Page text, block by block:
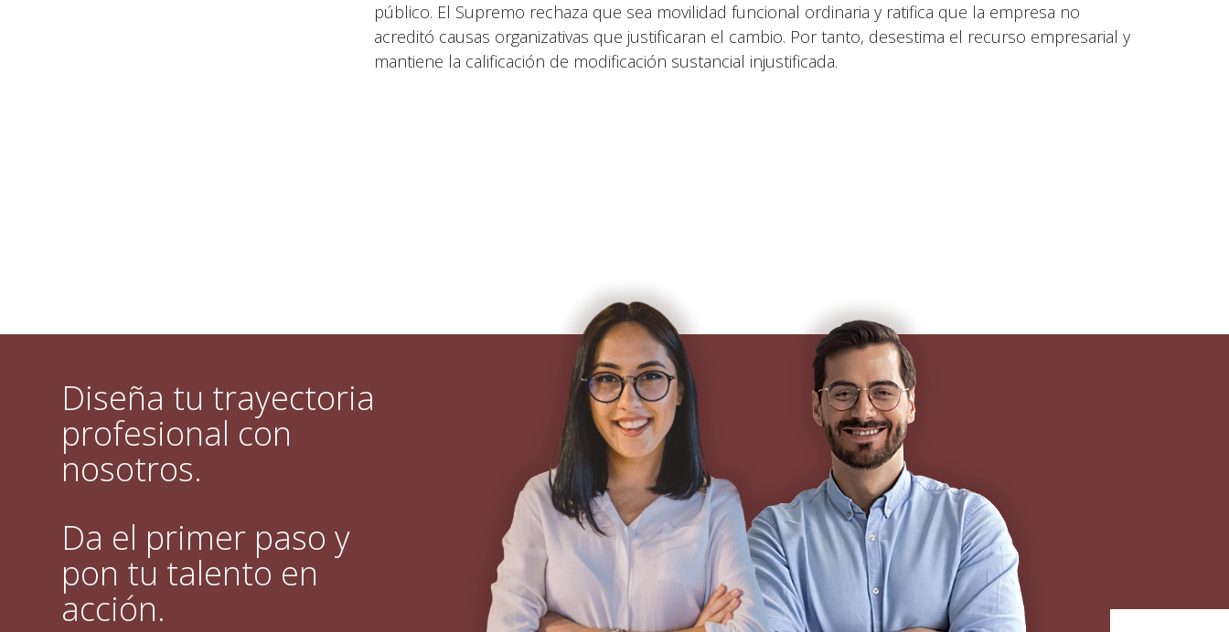
público. El Supremo rechaza que sea movilidad funcional ordinaria y ratifica que la empresa no
acreditó causas organizativas que justificaran el cambio. Por tanto, desestima el recurso empresarial y
mantiene la calificación de modificación sustancial injustificada.
Diseña tu trayectoria
profesional con
nosotros.
Da el primer paso y
pon tu talento en
acción.